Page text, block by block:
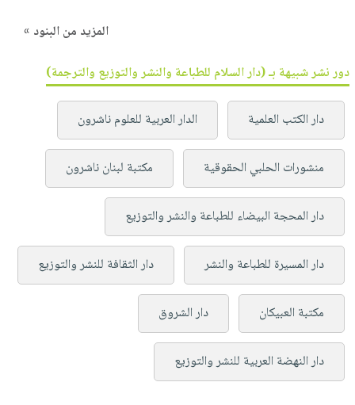
المزيد من البنود »
دور نشر شبيهة بـ (دار السلام للطباعة والنشر والتوزيع والترجمة)
دار الكتب العلمية الدار العربية للعلوم ناشرون
منشورات الحلبي الحقوقية مكتبة لبنان ناشرون
دار المحجة البيضاء للطباعة والنشر والتوزيع
دار المسيرة للطباعة والنشر دار الثقافة للنشر والتوزيع
مكتبة العبيكان دار الشروق
دار النهضة العربية للنشر والتوزيع